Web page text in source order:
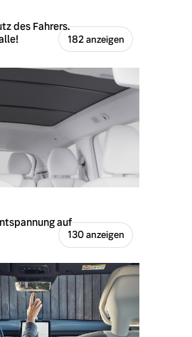
des Fahrers.
182 anzeigen
auf
130 anzeigen